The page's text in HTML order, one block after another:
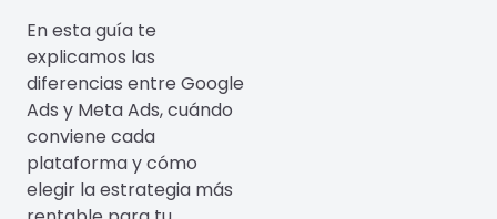
En esta guía te
explicamos las
diferencias entre Google
Ads y Meta Ads, cuándo
conviene cada
plataforma y cómo
elegir la estrategia más